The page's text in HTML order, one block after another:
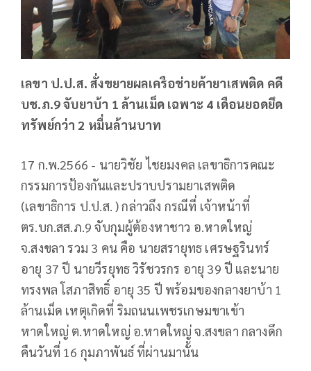
เลขา ป.ป.ส. สั่งขยายผลเครือช่ายค้ายาเสพติด คดี
บช.ภ.9 จับยาบ้า 1 ล้านเม็ด​ เฉพาะ 4 เดือนยอดยึด
ทรัพย์กว่า 2 หมื่นล้านบาท
17 ก.พ.2566 - นายวิชัย ไชยมงคล เลขาธิการคณะ
กรรมการป้องกันและปราบปรามยาเสพติด
(เลขาธิการ ป.ป.ส. ) กล่าวถึง กรณีที่ เจ้าหน้าที่
ตร.บก.สส.ภ.9 จับกุมผู้ต้องหาชาว อ.หาดใหญ่
จ.สงขลา รวม 3 คน คือ นายสรายุทธ เศรษฐรินทร์
อายุ 37 ปี นายวีรยุทธ วิรัชวรกร อายุ 39 ปี และนาย
ทรงพล โสภาสิทธิ์ อายุ 35 ปี พร้อมของกลางยาบ้า 1
ล้านเม็ด เหตุเกิดที่ ริมถนนเพชรเกษมขาเข้า
หาดใหญ่ ต.หาดใหญ่ อ.หาดใหญ่ จ.สงขลา กลางดึก
คืนวันที่ 16 กุมภาพันธ์ ที่ผ่านมานั้น